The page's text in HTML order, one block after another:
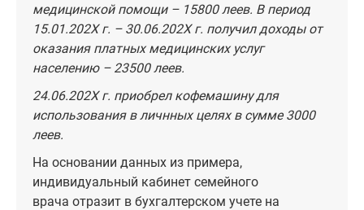
медицинской помощи – 15800 леев. В период
15.01.202X г. – 30.06.202X г. получил доходы от
оказания платных медицинских услуг
населению – 23500 леев.
24.06.202X г. приобрел кофемашину для
использования в личнных целях в сумме 3000
леев.
На основании данных из примера,
индивидуальный кабинет семейного
врача отразит в бухгалтерском учете на